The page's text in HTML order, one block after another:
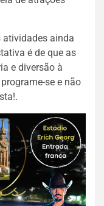
atividades ainda
é de que as
e diversão à
se e não